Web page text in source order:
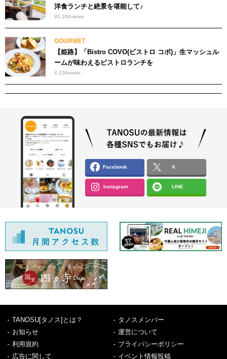
洋食ランチと絶景を堪能して♪
95,284views
GOURMET
【姫路】「Bistro COVO(ビストロ コボ)」生マッシュル
ームが味わえるビストロランチを
4,156views
Facebook X
Instagram LINE
TANOSU[タノス]とは？
タノスメンバー
お知らせ
運営について
利用規約
プライバシーポリシー
広告に関して
イベント情報投稿